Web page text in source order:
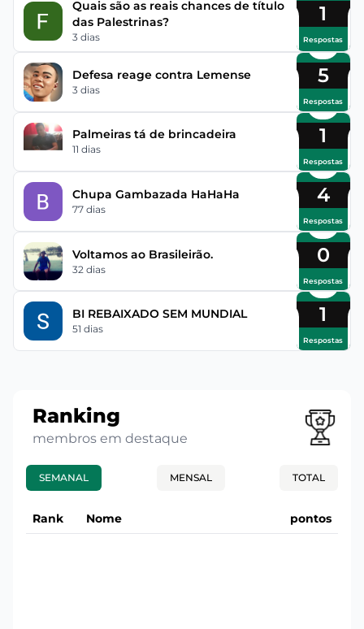
Quais são as reais chances de título
das Palestrinas?
3 dias
1
Respostas
Defesa reage contra Lemense
3 dias
5
Respostas
Palmeiras tá de brincadeira
11 dias
1
Respostas
Chupa Gambazada HaHaHa
77 dias
4
Respostas
Voltamos ao Brasileirão.
32 dias
0
Respostas
BI REBAIXADO SEM MUNDIAL
51 dias
1
Respostas
Ranking
membros em destaque
SEMANAL MENSAL TOTAL
Rank Nome pontos